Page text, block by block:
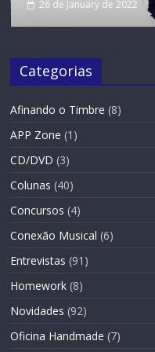
Categorias
Afinando o Timbre (8)
APP Zone (1)
CD/DVD (3)
Colunas (40)
Concursos (4)
Conexão Musical (6)
Entrevistas (91)
Homework (8)
Novidades (92)
Oficina Handmade (7)